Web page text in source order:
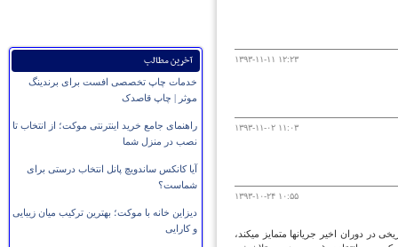
آخرین مطالب
خدمات چاپ تخصصی افست برای برندینگ
موثر | چاپ قاصدک
راهنمای جامع خرید اینترنتی موکت؛ از انتخاب تا
نصب در منزل شما
آیا کانکس ساندویچ پانل انتخاب درستی برای
شماست؟
دیزاین خانه با موکت؛ بهترین ترکیب میان زیبایی
و کارایی
۱۳۹۳-۱۱-۱۱ ۱۲:۲۳
۱۳۹۳-۱۱-۰۲ ۱۱:۰۳
۱۳۹۳-۱۰-۲۴ ۱۰:۵۵
آنچه کار پری اندرسن را از دیگر متفکران و نظریه‌پردازان در حوزه‌ی مطالعات تاریخی در دوران اخیر جریان‎ها متمایز می‎کند،